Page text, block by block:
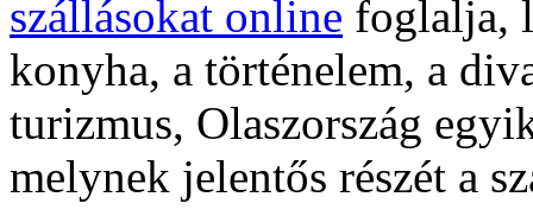
szállásokat online foglalja,
konyha, a történelem, a
turizmus, Olaszország
melynek jelentős részét a